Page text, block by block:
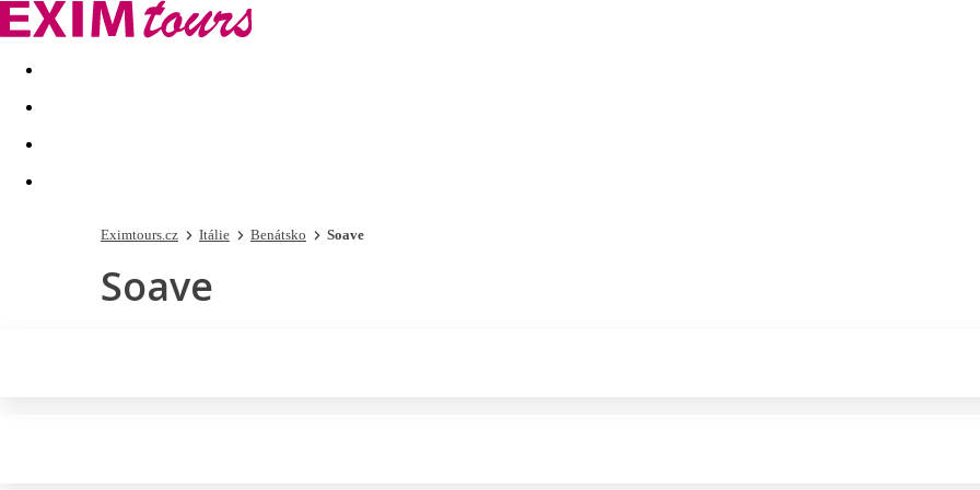
Akční nabídky Last minute
Eximtours.cz Itálie Benátsko Soave
Soave